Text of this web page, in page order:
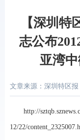
【深圳
志公布
亚湾
文章来源：深圳特区
http://
12/22/